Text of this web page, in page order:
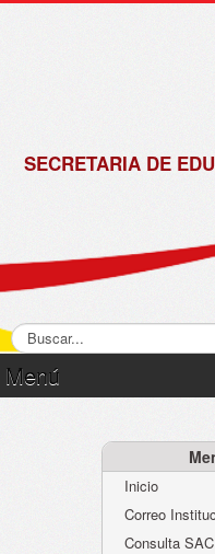
SECRETARIA DE
Menú
Atención al Ciudadano
Instituciones Educativas
Inicio
Correo
Consulta SAC
de